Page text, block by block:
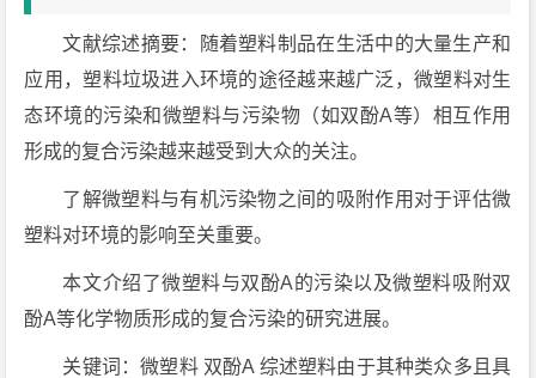
文献综述摘要：随着塑料制品在生活中的大量生产和
应用，塑料垃圾进入环境的途径越来越广泛，微塑料对生
态环境的污染和微塑料与污染物（如双酚A等）相互作用
形成的复合污染越来越受到大众的关注。
了解微塑料与有机污染物之间的吸附作用对于评估微
塑料对环境的影响至关重要。
本文介绍了微塑料与双酚A的污染以及微塑料吸附双
酚A等化学物质形成的复合污染的研究进展。
关键词：微塑料 双酚A 综述塑料由于其种类众多且具